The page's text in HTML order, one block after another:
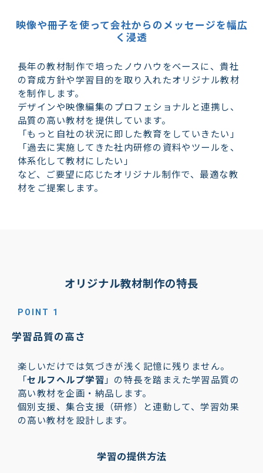
映像や冊子を使って会社からのメッセージを幅広
く浸透
長年の教材制作で培ったノウハウをベースに、貴社
の育成方針や学習目的を取り入れたオリジナル教材
を制作します。
デザインや映像編集のプロフェショナルと連携し、
品質の高い教材を提供しています。
「もっと自社の状況に即した教育をしていきたい」
「過去に実施してきた社内研修の資料やツールを、
体系化して教材にしたい」
など、ご要望に応じたオリジナル制作で、最適な教
材をご提案します。
オリジナル教材制作の特長
POINT 1
学習品質の高さ
楽しいだけでは気づきが浅く記憶に残りません。
「セルフヘルプ学習 」の特長を踏まえた学習品質の
高い教材を企画・納品します。
個別支援、集合支援（研修）と連動して、学習効果
の高い教材を設計します。
学習の提供方法